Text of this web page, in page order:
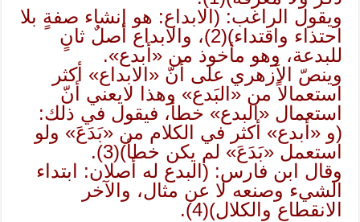
ويقول الراغب: (الابداع: هو إنشاء صفةٍ بلا
احتذاء واقتداء)(2)، والابداع أصلٌ ثانٍ
للبدعة، وهو مأخوذ من «أبدع».
وينصّ الاَزهري على أنّ «الابداع» أكثر
استعمالاً من «البَدع» وهذا لايعني أنّ
استعمال «البدع» خطأ، فيقول في ذلك:
(و «أبدع» أكثر في الكلام من «بَدَعَ» ولو
استعمل «بَدَعَ» لم يكن خطأ)(3).
وقال ابن فارس: (البدع له أصلان: ابتداء
الشيء وصنعه لا عن مثال، والآخر
الانقطاع والكلال)(4).